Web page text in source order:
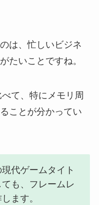
は、忙しいビジネ
たいことですね。
て、特にメモリ周
ことが分かってい
代ゲームタイト
も、フレームレ
ます。